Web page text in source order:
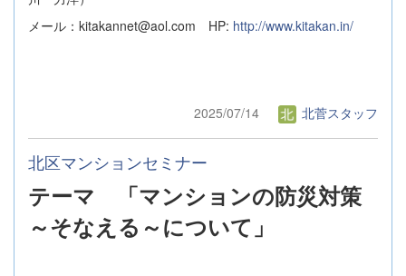
メール：kitakannet@aol.com HP: http://www.kitakan.in/
2025/07/14 北菅スタッフ
北区マンションセミナー
テーマ 「マンションの防災対策
～そなえる～について」